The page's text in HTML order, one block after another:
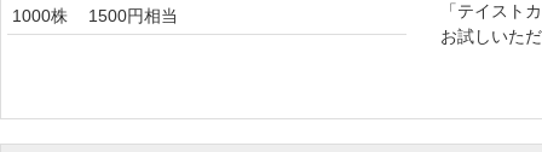
1000株 1500円相当
「テイスト
お試しいた